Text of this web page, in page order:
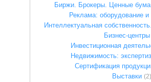
Биржи. Брокеры. Ценные
Реклама: оборудование
Интеллектуальная
Бизнес-центры
Инвестиционная
Недвижимость:
Сертификация
Выставки (2)